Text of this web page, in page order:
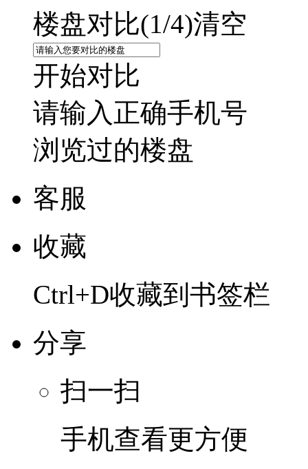
楼盘对比(1/4)清空
开始对比
请输入正确手机号
浏览过的楼盘
客服
收藏
Ctrl+D收藏到书签栏
分享
扫一扫
手机查看更方便